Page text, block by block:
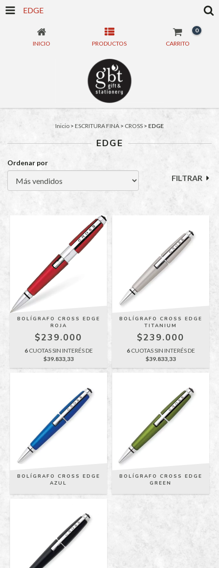
EDGE
INICIO PRODUCTOS CARRITO
0
Inicio > ESCRITURA FINA > CROSS > EDGE
EDGE
Ordenar por
FILTRAR
BOLÍGRAFO CROSS EDGE
ROJA
$239.000
6 CUOTAS SIN INTERÉS DE
$39.833,33
BOLÍGRAFO CROSS EDGE
TITANIUM
$239.000
6 CUOTAS SIN INTERÉS DE
$39.833,33
BOLÍGRAFO CROSS EDGE
AZUL
BOLÍGRAFO CROSS EDGE
GREEN